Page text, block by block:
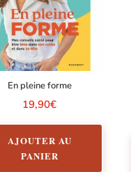
En pleine forme
19,90€
AJOUTER AU
PANIER